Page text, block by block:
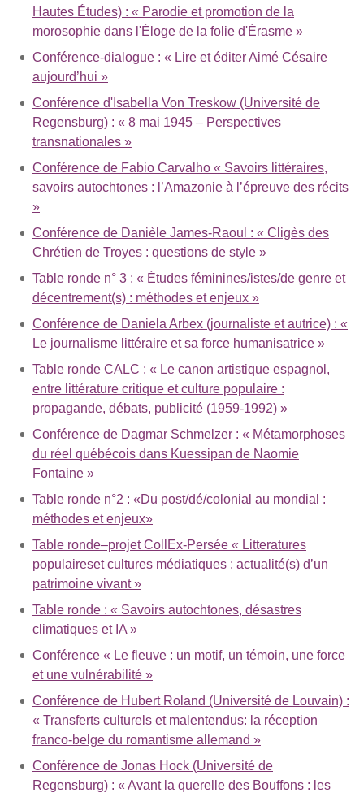
Hautes Études) : « Parodie et promotion de la
morosophie dans l'Éloge de la folie d'Érasme »
Conférence-dialogue : « Lire et éditer Aimé Césaire
aujourd’hui »
Conférence d'Isabella Von Treskow (Université de
Regensburg) : « 8 mai 1945 – Perspectives
transnationales »
Conférence de Fabio Carvalho « Savoirs littéraires,
savoirs autochtones : l’Amazonie à l’épreuve des récits
»
Conférence de Danièle James-Raoul : « Cligès des
Chrétien de Troyes : questions de style »
Table ronde n° 3 : « Études féminines/istes/de genre et
décentrement(s) : méthodes et enjeux »
Conférence de Daniela Arbex (journaliste et autrice) : «
Le journalisme littéraire et sa force humanisatrice »
Table ronde CALC : « Le canon artistique espagnol,
entre littérature critique et culture populaire :
propagande, débats, publicité (1959-1992) »
Conférence de Dagmar Schmelzer : « Métamorphoses
du réel québécois dans Kuessipan de Naomie
Fontaine »
Table ronde n°2 : «Du post/dé/colonial au mondial :
méthodes et enjeux»
Table ronde–projet CollEx-Persée « Litteratures
populaireset cultures médiatiques : actualité(s) d’un
patrimoine vivant »
Table ronde : « Savoirs autochtones, désastres
climatiques et IA »
Conférence « Le fleuve : un motif, un témoin, une force
et une vulnérabilité »
Conférence de Hubert Roland (Université de Louvain) :
« Transferts culturels et malentendus: la réception
franco-belge du romantisme allemand »
Conférence de Jonas Hock (Université de
Regensburg) : « Avant la querelle des Bouffons : les